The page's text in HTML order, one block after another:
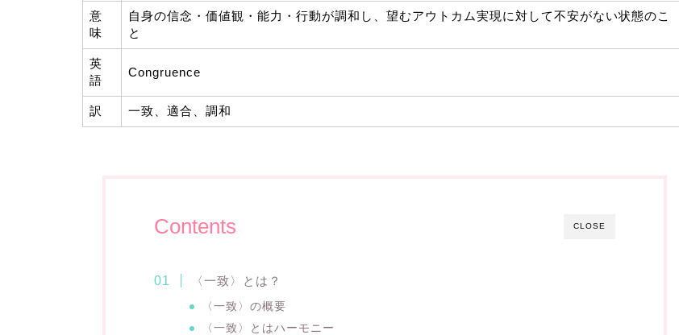
意
味
自身の信念・価値観・能力・行動が調和し、望むアウトカム実現に対して不安がない状態のこ
と
英
語
Congruence
訳 一致、適合、調和
CLOSE
Contents
〈一致〉とは？
〈一致〉の概要
〈一致〉とはハーモニー